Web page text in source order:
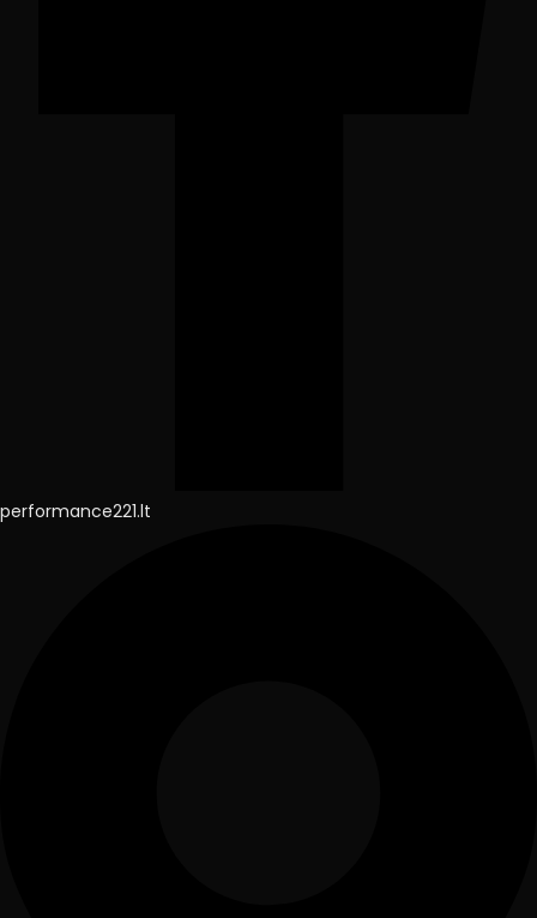
performance221.lt